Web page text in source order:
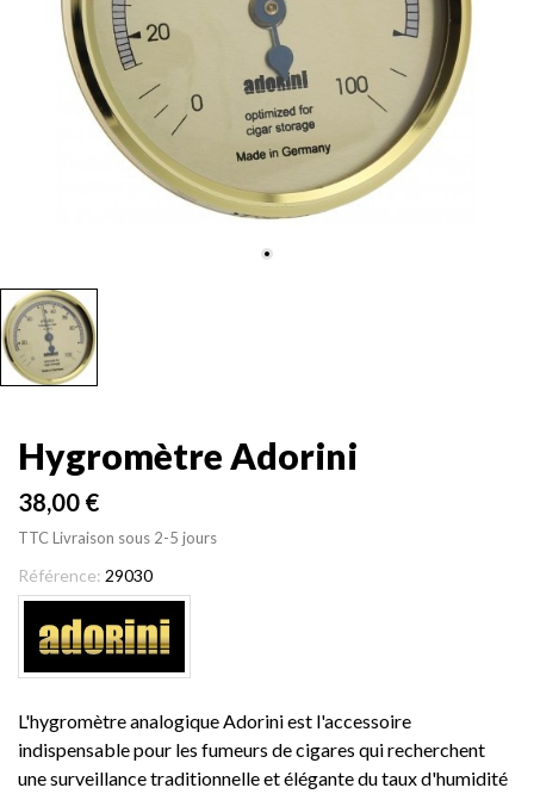
Hygromètre Adorini
38,00 €
TTCLivraison sous 2-5 jours
Référence: 29030
L'hygromètre analogique Adorini est l'accessoire
indispensable pour les fumeurs de cigares qui recherchent
une surveillance traditionnelle et élégante du taux d'humidité